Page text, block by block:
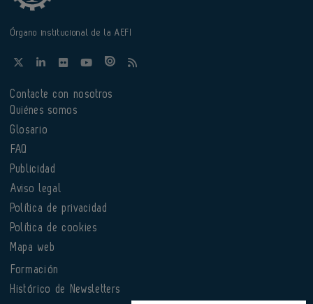
Órgano institucional de la AEFI
Contacte con nosotros
Quiénes somos
Glosario
FAQ
Publicidad
Aviso legal
Política de privacidad
Política de cookies
Mapa web
Formación
Histórico de Newsletters